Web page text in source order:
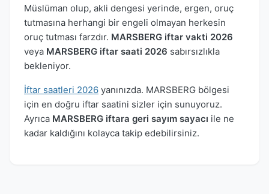
Müslüman olup, akli dengesi yerinde, ergen, oruç
tutmasına herhangi bir engeli olmayan herkesin
oruç tutması farzdır. MARSBERG iftar vakti 2026
veya MARSBERG iftar saati 2026 sabırsızlıkla
bekleniyor.
İftar saatleri 2026 yanınızda. MARSBERG bölgesi
için en doğru iftar saatini sizler için sunuyoruz.
Ayrıca MARSBERG iftara geri sayım sayacı ile ne
kadar kaldığını kolayca takip edebilirsiniz.